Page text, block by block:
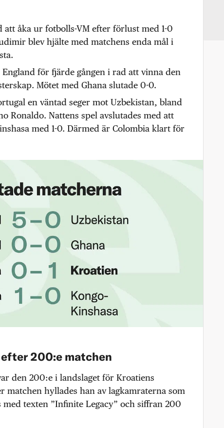
att åka ur fotbolls-VM efter förlust med 1-0
blev hjälte med matchens enda mål i
för fjärde gången i rad att vinna den
Mötet med Ghana slutade 0-0.
en väntad seger mot Uzbekistan, bland
Ronaldo. Nattens spel avslutades med att
med 1-0. Därmed är Colombia klart för
200:e matchen
den 200:e i landslaget för Kroatiens
matchen hyllades han av lagkamraterna som
texten ”Infinite Legacy” och siffran 200